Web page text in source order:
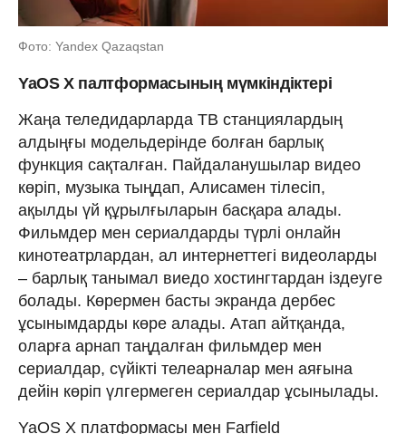
Фото: Yandex Qazaqstan
YaOS X палтформасының мүмкіндіктері
Жаңа теледидарларда ТВ станциялардың
алдыңғы модельдерінде болған барлық
функция сақталған. Пайдаланушылар видео
көріп, музыка тыңдап, Алисамен тілесіп,
ақылды үй құрылғыларын басқара алады.
Фильмдер мен сериалдарды түрлі онлайн
кинотеатрлардан, ал интернеттегі видеоларды
– барлық танымал виедо хостингтардан іздеуге
болады. Көрермен басты экранда дербес
ұсынымдарды көре алады. Атап айтқанда,
оларға арнап таңдалған фильмдер мен
сериалдар, сүйікті телеарналар мен аяғына
дейін көріп үлгермеген сериалдар ұсынылады.
YaOS X платформасы мен Farfield